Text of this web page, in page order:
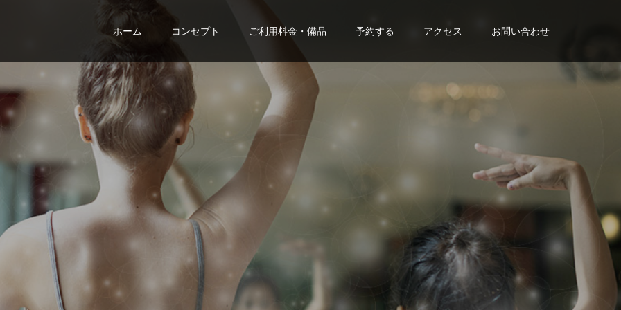
ホーム コンセプト ご利用料金・備品 予約する アクセス お問い合わせ